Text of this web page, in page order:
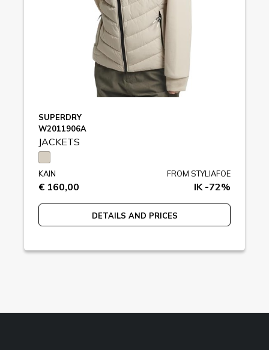
SUPERDRY
W2011906A
JACKETS
KAIN
€ 160,00
FROM STYLIAFOE
IK -72%
DETAILS AND PRICES